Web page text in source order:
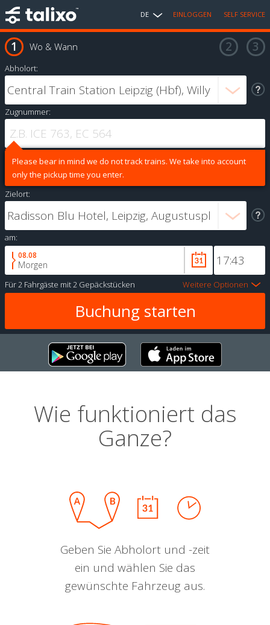
DE EINLOGGEN SELF SERVICE
Wo & Wann
Abholort:
Zugnummer:
Please bear in mind we do not track trains. We take into account
only the pickup time you enter.
Zielort:
am:
08.08
Morgen
Für2 Fahrgäste mit2 Gepäckstücken Weitere Optionen
Wie funktioniert das
Ganze?
Geben Sie Abholort und -zeit
ein und wählen Sie das
gewünschte Fahrzeug aus.